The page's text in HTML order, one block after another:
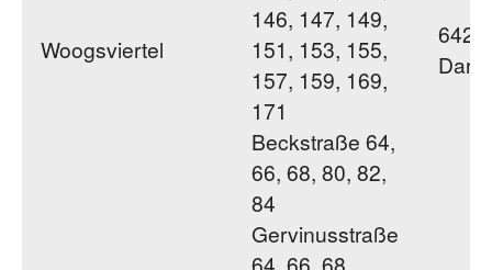
Woogsviertel
146, 147, 149,
151, 153, 155,
157, 159, 169,
171
Beckstraße 64,
66, 68, 80, 82,
84
Gervinusstraße
64, 66, 68